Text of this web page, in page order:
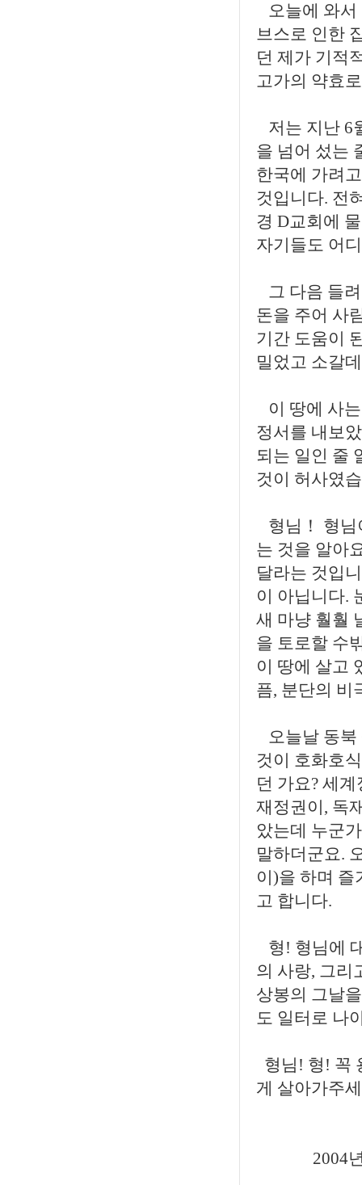
오늘에 와서
브스로 인한
던 제가 기적
고가의 약효
저는 지난 6
을 넘어 섰는
한국에 가려
것입니다. 전
경 D교회에
자기들도 어
그 다음 들
돈을 주어 사
기간 도움이
밀었고 소갈
이 땅에 사
정서를 내보
되는 일인 줄
것이 허사였
형님！ 형님
는 것을 알아
달라는 것입
이 아닙니다.
새 마냥 훨훨
을 토로할 수
이 땅에 살고
픔, 분단의 비
오늘날 동북
것이 호화호
던 가요? 세
재정권이, 독
았는데 누군
말하더군요.
이)을 하며 즐
고 합니다.
형! 형님에
의 사랑, 그리
상봉의 그날
도 일터로 나
형님! 형! 꼭
게 살아가주
2004년 8